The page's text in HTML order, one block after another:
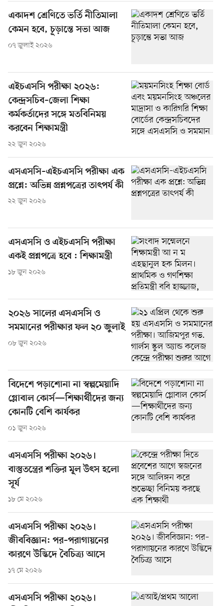
একাদশ শ্রেণিতে ভর্তি নীতিমালা
কেমন হবে, চূড়ান্তে সভা আজ
০৭ জুলাই ২০২৬
এইচএসসি পরীক্ষা ২০২৬:
কেন্দ্রসচিব–জেলা শিক্ষা
কর্মকর্তাদের সঙ্গে মতবিনিময়
করবেন শিক্ষামন্ত্রী
২২ জুন ২০২৬
এসএসসি–এইচএসসি পরীক্ষা এক
প্রশ্নে: অভিন্ন প্রশ্নপত্রের তাৎপর্য কী
২২ জুন ২০২৬
এসএসসি ও এইচএসসি পরীক্ষা
একই প্রশ্নপত্রে হবে : শিক্ষামন্ত্রী
১৮ জুন ২০২৬
২০২৬ সালের এসএসসি ও
সমমানের পরীক্ষার ফল ২০ জুলাই
০৮ জুন ২০২৬
বিদেশে পড়াশোনা না স্বল্পমেয়াদি
গ্লোবাল কোর্স—শিক্ষার্থীদের জন্য
কোনটি বেশি কার্যকর
০১ জুন ২০২৬
এসএসসি পরীক্ষা ২০২৬।
বাস্তুতন্ত্রের শক্তির মূল উৎস হলো
সূর্য‍
১৮ মে ২০২৬
এসএসসি পরীক্ষা ২০২৬।
জীববিজ্ঞান: পর–পরাগায়নের
কারণে উদ্ভিদে বৈচিত্র্য আসে
১৭ মে ২০২৬
এসএসসি পরীক্ষা ২০২৬।